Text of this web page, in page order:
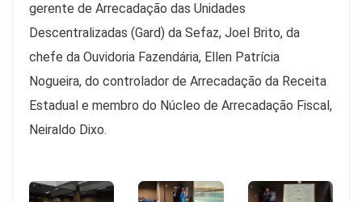
gerente de Arrecadação das Unidades
Descentralizadas (Gard) da Sefaz, Joel Brito, da
chefe da Ouvidoria Fazendária, Ellen Patrícia
Nogueira, do controlador de Arrecadação da Receita
Estadual e membro do Núcleo de Arrecadação Fiscal,
Neiraldo Dixo.